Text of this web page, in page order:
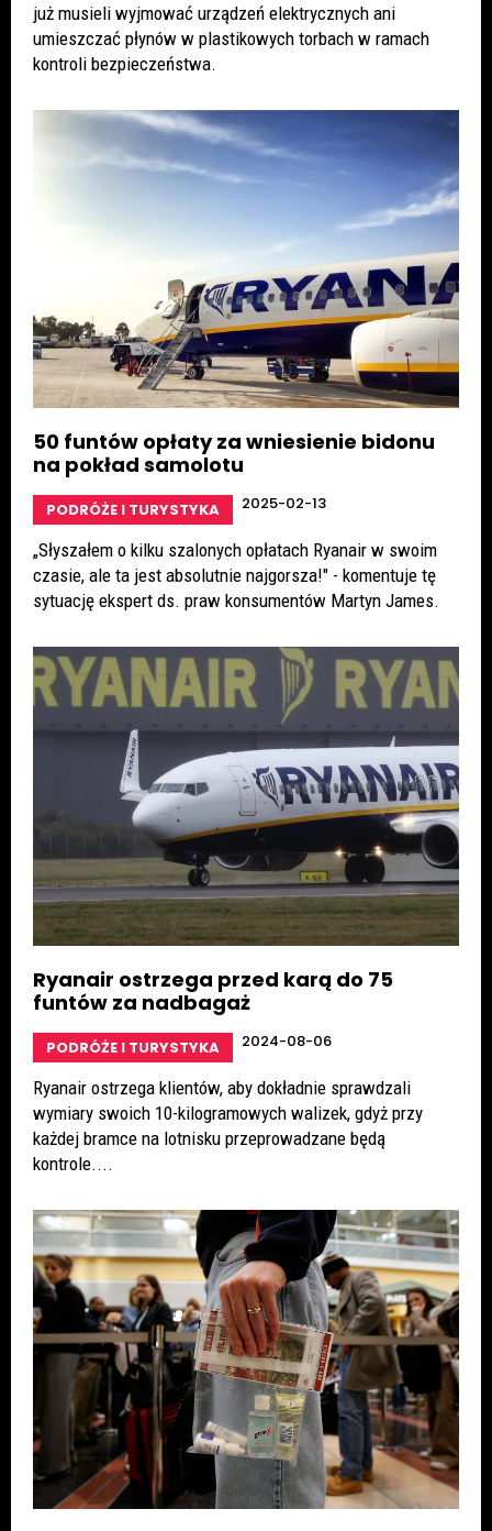
już musieli wyjmować urządzeń elektrycznych ani
umieszczać płynów w plastikowych torbach w ramach
kontroli bezpieczeństwa.
50 funtów opłaty za wniesienie bidonu
na pokład samolotu
PODRÓŻE I TURYSTYKA 2025-02-13
„Słyszałem o kilku szalonych opłatach Ryanair w swoim
czasie, ale ta jest absolutnie najgorsza!" - komentuje tę
sytuację ekspert ds. praw konsumentów Martyn James.
Ryanair ostrzega przed karą do 75
funtów za nadbagaż
PODRÓŻE I TURYSTYKA 2024-08-06
Ryanair ostrzega klientów, aby dokładnie sprawdzali
wymiary swoich 10-kilogramowych walizek, gdyż przy
każdej bramce na lotnisku przeprowadzane będą
kontrole....